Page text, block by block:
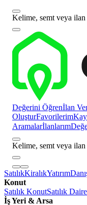
Kelime, semt veya ilan
Değerini Öğrenİlan
OluşturFavorilerim
Aramalarİlanlarım
Kelime, semt veya ilan
SatılıkKiralıkYatırım
Konut
Satılık KonutSatılık Daire
İş Yeri & Arsa